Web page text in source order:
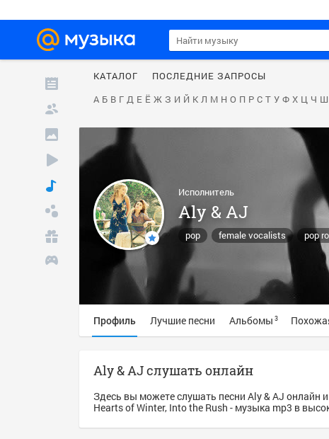
КАТАЛОГ
ПОСЛЕДНИЕ ЗАПРОСЫ
А Б В Г Д Е Ё Ж З И Й К Л М Н О П Р С Т У Ф Х Ц Ч Ш
Исполнитель
Aly & AJ
pop female vocalists pop
Профиль Лучшие песни Альбомы 3
Aly & AJ слушать онлайн
Здесь вы можете слушать песни Aly & AJ
Hearts of Winter, Into the Rush - музыка mp3 в